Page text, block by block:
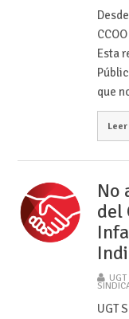
Esta
que
Leer
No
del
UGT